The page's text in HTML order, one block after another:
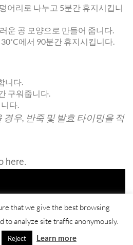
어리로 나누고 5분간 휴지시킵니
운 공 모양으로 만들어 줍니다.
에서 90분간 휴지시킵니다.
니다.
구워줍니다.
다.
경우, 반죽 및 발효 타이밍을 적
here.
that we give the best browsing
to analyze site traffic anonymously.
Reject Learn more